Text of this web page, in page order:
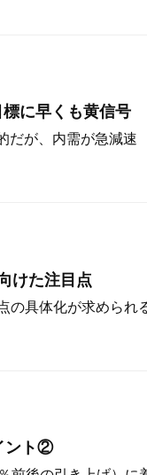
に早くも黄信号
だが、内需が急減速
けた注目点
の具体化が求められ
ント②